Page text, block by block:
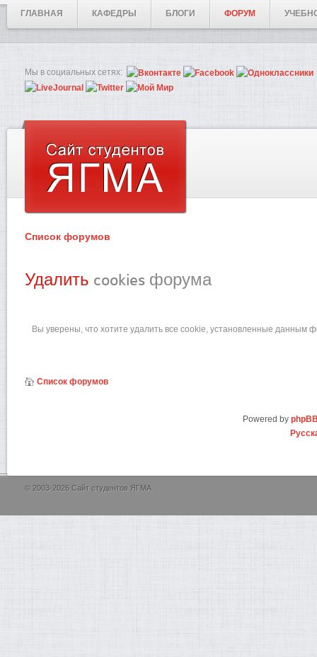
ГЛАВНАЯ КАФЕДРЫ БЛОГИ ФОРУМ
Мы в социальных сетях:
Список форумов
Удалить cookies форума
Вы уверены, что хотите удалить все cookie, установленные данным
Список форумов
Powered by
© 2003-2026 Сайт студентов ЯГМА